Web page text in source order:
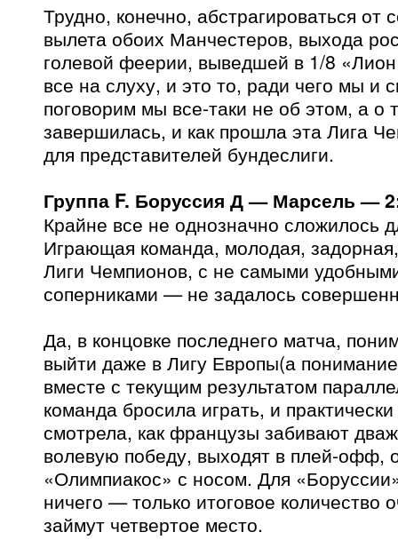
Трудно, конечно, абстрагироваться от
вылета обоих Манчестеров, выхода
голевой феерии, выведшей в 1/8
все на слуху, и это то, ради чего мы и
поговорим мы все-таки не об этом, а о
завершилась, и как прошла эта Лига
для представителей бундеслиги.
Группа F. Боруссия Д — Марсель —
Крайне все не однозначно сложилось
Играющая команда, молодая,
Лиги Чемпионов, с не самыми
соперниками — не задалось
Да, в концовке последнего матча,
выйти даже в Лигу Европы(а
вместе с текущим результатом
команда бросила играть, и
смотрела, как французы забивают
волевую победу, выходят в плей-офф,
«Олимпиакос» с носом. Для
ничего — только итоговое количество
займут четвертое место.